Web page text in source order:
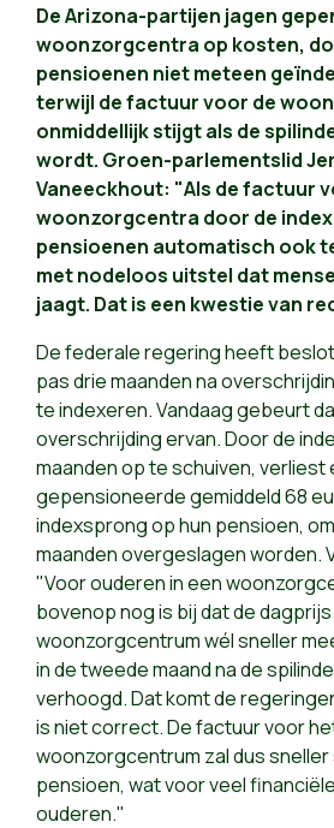
De Arizona-partijen jagen
woonzorgcentra op kosten,
pensioenen niet meteen
terwijl de factuur voor de
onmiddellijk stijgt als de
wordt. Groen-parlementslid
Vaneeckhout: "Als de factuur
woonzorgcentra door de
pensioenen automatisch ook
met nodeloos uitstel dat
jaagt. Dat is een kwestie van
De federale regering heeft
pas drie maanden na
te indexeren. Vandaag gebeurt
overschrijding ervan. Door de
maanden op te schuiven, verliest
gepensioneerde gemiddeld 68
indexsprong op hun pensioen,
maanden overgeslagen worden.
"Voor ouderen in een
bovenop nog is bij dat de
woonzorgcentrum wél sneller
in de tweede maand na de
verhoogd. Dat komt de
is niet correct. De factuur voor
woonzorgcentrum zal dus
pensioen, wat voor veel
ouderen."